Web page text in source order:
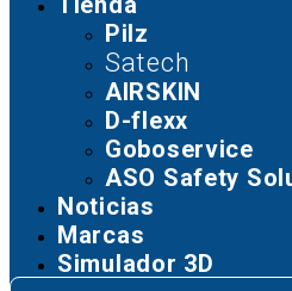
Pilz
Satech
AIRSKIN
D-flexx
Goboservice
ASO Safety
Noticias
Marcas
Simulador 3D